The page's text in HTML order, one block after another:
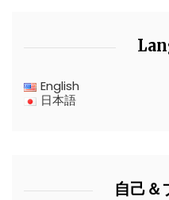
English
日本語
自己＆